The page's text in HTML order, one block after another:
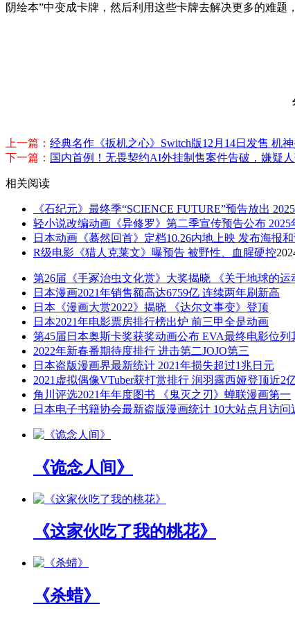
阴绘本”中变成卡牌，然后利用这些卡牌去解决更多的难题
上一篇： 经典名作《扳机之心》Switch版12月14日发售 机
下一篇： 国内首例！无畏契约AI外挂制售案件告破，嫌疑人
相关阅读
《石纪元》最终季“SCIENCE FUTURE”预告放出
轻小说改编动画《异修罗》第二季宣传预告公布 2025
日本动画《蓦然回首》定档10.26内地上映 发布海报
R级电影《猎人克莱文》曝预告 被野性、血腥硬控
第26届《手冢治虫文化赏》大奖揭晓 《关于地球的运
日本漫画2021年销售额高达6759亿 连续两年刷新高
日本《漫画大赏2022》揭晓 《达尔文事变》登顶
日本2021年电影票房排行榜出炉 前三甲全是动画
第45届日本奥斯卡奖获奖动画公布 EVA最终电影位列
2022年新春番期待度排行 进击第二JOJO第三
日本盗版漫画界最新统计 2021年损失超过1兆日元
2021虚拟偶像VTuber获打赏排行 润羽露西娅登顶近2
角川评选2021年年度图书 《鬼灭之刃》蝉联漫画第一
日本电子书籍协会最新盗版漫画统计 10大站点月访问
《诡念人间》
《这家伙吃了我的桃花》
《杀蜡》